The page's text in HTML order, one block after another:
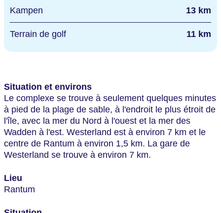
Kampen 13 km
Terrain de golf 11 km
Situation et environs
Le complexe se trouve à seulement quelques minutes
à pied de la plage de sable, à l'endroit le plus étroit de
l'île, avec la mer du Nord à l'ouest et la mer des
Wadden à l'est. Westerland est à environ 7 km et le
centre de Rantum à environ 1,5 km. La gare de
Westerland se trouve à environ 7 km.
Lieu
Rantum